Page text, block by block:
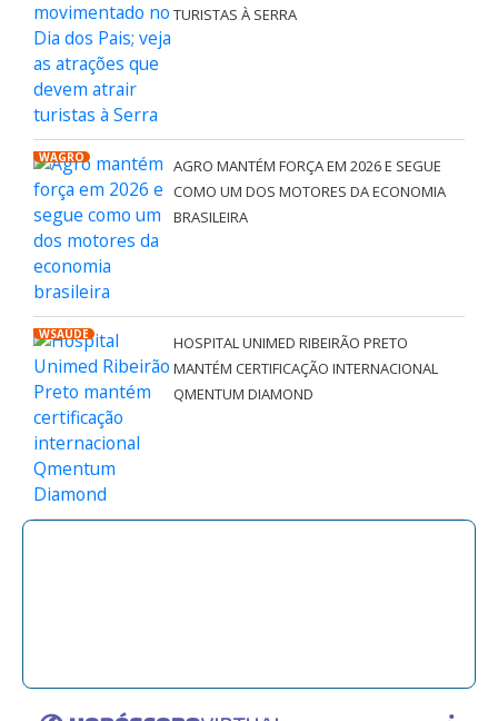
TURISTAS À SERRA
WAGRO
AGRO MANTÉM FORÇA EM 2026 E SEGUE
COMO UM DOS MOTORES DA ECONOMIA
BRASILEIRA
WSAÚDE
HOSPITAL UNIMED RIBEIRÃO PRETO
MANTÉM CERTIFICAÇÃO INTERNACIONAL
QMENTUM DIAMOND